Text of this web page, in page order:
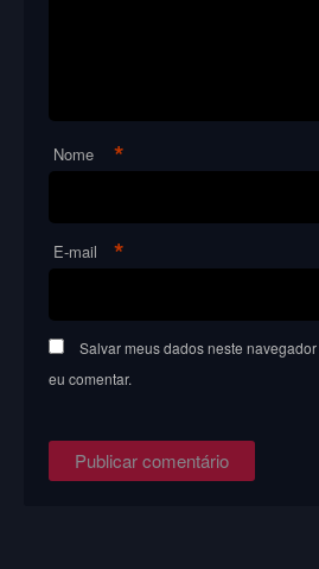
Nome *
E-mail *
Salvar meus dados neste
eu comentar.